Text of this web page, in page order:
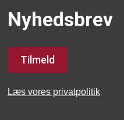
Nyhedsbrev
Tilmeld
Læs vores privatpolitik